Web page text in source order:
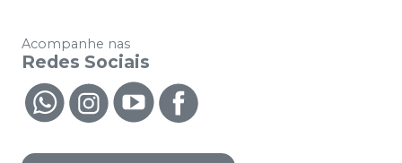
Acompanhe nas
Redes Sociais